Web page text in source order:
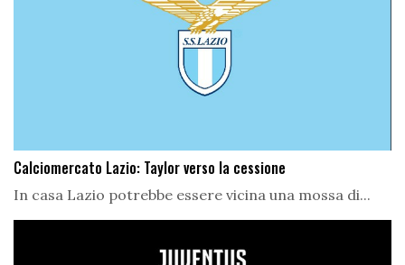
Calciomercato Lazio: Taylor verso la cessione
In casa Lazio potrebbe essere vicina una mossa di...